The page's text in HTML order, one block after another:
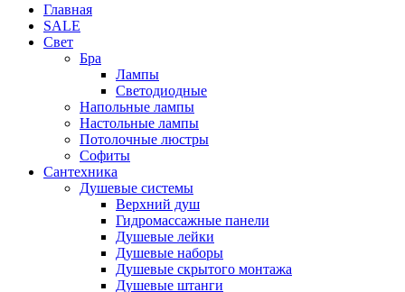
Главная
SALE
Свет
Бра
Лампы
Светодиодные
Напольные лампы
Настольные лампы
Потолочные люстры
Софиты
Сантехника
Душевые системы
Верхний душ
Гидромассажные панели
Душевые лейки
Душевые наборы
Душевые скрытого монтажа
Душевые штанги